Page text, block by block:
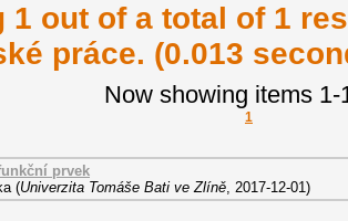
1 out of a total of 1
práce. (0.013
Now showing items 1-
1
prvek
(Univerzita Tomáše Bati ve Zlíně, 2017-12-01)